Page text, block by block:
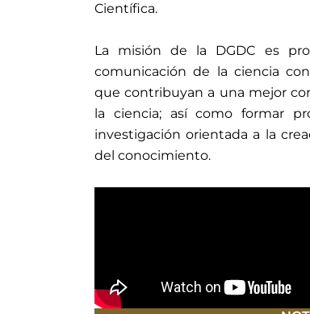
Científica.
La misión de la DGDC es
comunicación de la ciencia
que contribuyan a una mejor
la ciencia; así como formar
investigación orientada a la
del conocimiento.